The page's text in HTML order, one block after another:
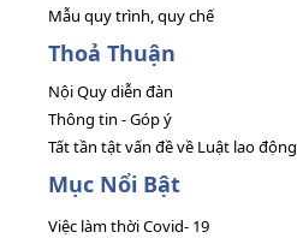
Mẫu quy trình, quy chế
Thoả Thuận
Nội Quy diễn đàn
Thông tin - Góp ý
Tất tần tật vấn đề về Luật lao động
Mục Nổi Bật
Việc làm thời Covid- 19